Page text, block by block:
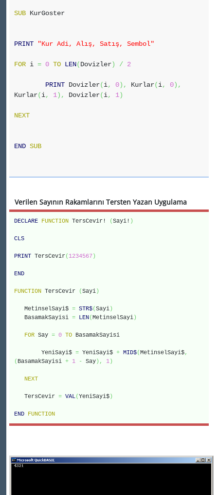
SUB KurGoster
PRINT "Kur Adi, Alış, Satış, Sembol"
FOR i = 0 TO LEN(Dovizler) / 2
PRINT Dovizler(i, 0) , Kurlar(i, 0) ,
Kurlar(i, 1) , Dovizler(i, 1)
NEXT
END SUB
Verilen Sayının Rakamlarını Tersten Yazan Uygulama
DECLARE FUNCTION TersCevir! (Sayi! )
CLS
PRINT TersCevir( 1234567 )
END
FUNCTION TersCevir (Sayi )
MetinselSayi$ = STR$(Sayi )
BasamakSayisi = LEN(MetinselSayi )
FOR Say = 0 TO BasamakSayisi
YeniSayi$ = YeniSayi$ + MID$(MetinselSayi$,
( BasamakSayisi + 1 - Say ) , 1 )
NEXT
TersCevir = VAL(YeniSayi$ )
END FUNCTION